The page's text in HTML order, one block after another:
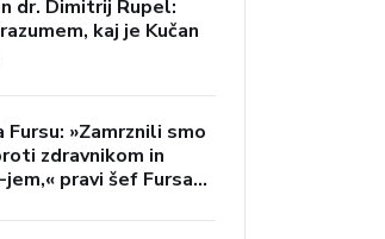
dr. Dimitrij Rupel:
kaj je Kučan
»Zamrznili smo
zdravnikom in
pravi šef Fursa